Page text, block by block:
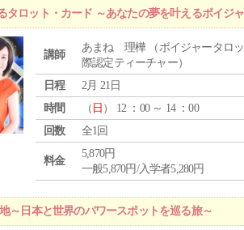
タロット・カード ～あなたの夢を叶えるボイジ
講師
あまね 理樺 （ボイジャータロ
際認定ティーチャー）
日程
2月 21日
時間
（ 日 ） 12 ：00 ～ 14 ：00
回数
全1回
料金
5,870円
一般5,870円/入学者5,280円
～日本と世界のパワースポットを巡る旅～